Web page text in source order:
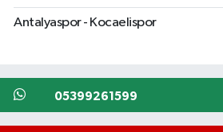
Antalyaspor - Kocaelispor
05399261599